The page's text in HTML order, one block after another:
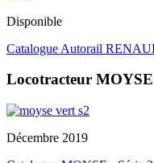
Disponible
Catalogue Autorail
Locotracteur MOYSE
Décembre 2019